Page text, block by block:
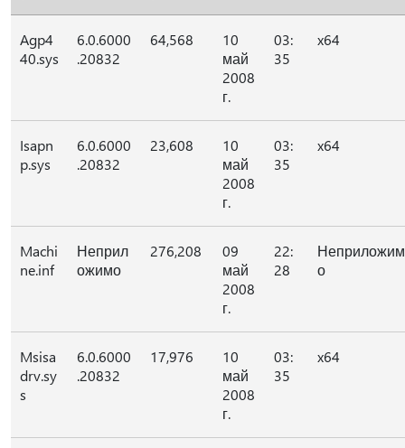
Agp4
40.sys
6.0.6000
.20832
64,568
10
май
2008
г.
03:
35
x64
Isapn
p.sys
6.0.6000
.20832
23,608
10
май
2008
г.
03:
35
x64
Machi
ne.inf
Неприл
ожимо
276,208
09
май
2008
г.
22:
28
Неприложим
о
Msisa
drv.sy
s
6.0.6000
.20832
17,976
10
май
2008
г.
03:
35
x64